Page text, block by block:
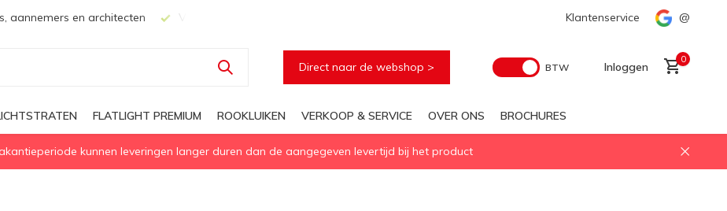
aannemers en architecten Voor elke geïsoleerd daglichtoplossing Klantenservice @
Direct naar de webshop > BTW Inloggen
0
FLATLIGHT PREMIUM ROOKLUIKEN VERKOOP & SERVICE OVER ONS BROCHURES
kunnen leveringen langer duren dan de aangegeven levertijd bij het product